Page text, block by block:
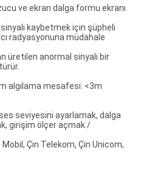
ve ekran dalga formu ekranı
kaybetmek için şüpheli
radyasyonuna müdahale
üretilen anormal sinyali bir
algılama mesafesi: <3m
seviyesini ayarlamak, dalga
girişim ölçer açmak /
Çin Telekom, Çin Unicom,